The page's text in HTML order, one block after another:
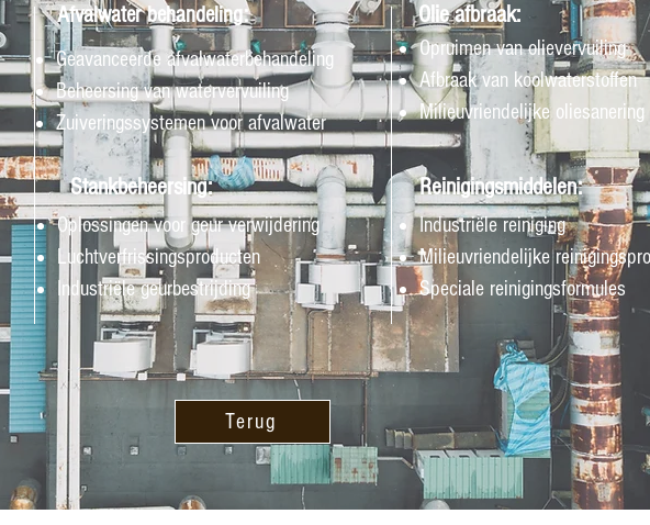
Afvalwater behandeling​:
Geavanceerde afvalwaterbehandeling
Beheersing van watervervuiling
Zuiveringssystemen voor afvalwater
Stankbeheersing:
Oplossingen voor geur verwijdering
Luchtverfrissingsproducten
Industriële geurbestrijding
Olie afbraak:
Opruimen van olievervuiling
Afbraak van koolwaterstoffen
Milieuvriendelijke oliesanering
Reinigingsmiddelen:
Industriële reiniging
Milieuvriendelijke
Speciale reinigingsformules
Terug